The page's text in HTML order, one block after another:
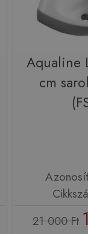
Aqualine
cm
21 000 Ft